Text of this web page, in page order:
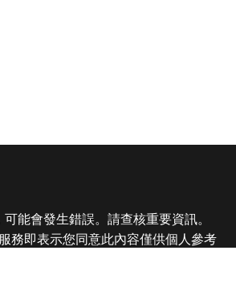
能會發生錯誤。請查核重要資訊。
務即表示您同意此內容僅供個人參考